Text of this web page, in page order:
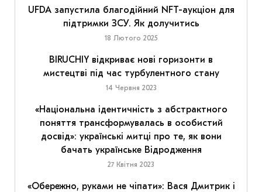
UFDA запустила благодійний NFT-аукціон для
підтримки ЗСУ. Як долучитись
18 Лютого 2025
BIRUCHIY відкриває нові горизонти в
мистецтві під час турбулентного стану
14 Червня 2023
«Національна ідентичність з абстрактного
поняття трансформувалась в особистий
досвід»: українські митці про те, як вони
бачать українське Відродження
27 Квітня 2023
«Обережно, руками не чіпати»: Вася Дмитрик і